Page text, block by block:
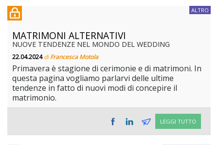
ALTRO
MATRIMONI ALTERNATIVI
NUOVE TENDENZE NEL MONDO DEL WEDDING
22.04.2024diFrancesca Motola
Primavera è stagione di cerimonie e di matrimoni. In
questa pagina vogliamo parlarvi delle ultime
tendenze in fatto di nuovi modi di concepire il
matrimonio.
LEGGI TUTTO